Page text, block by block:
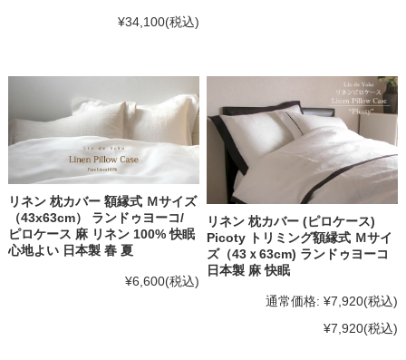
¥34,100(税込)
リネン 枕カバー 額縁式 Ｍサイズ
（43x63cm） ランドゥヨーコ/
ピロケース 麻 リネン 100% 快眠
心地よい 日本製 春 夏
¥6,600(税込)
リネン 枕カバー (ピロケース)
Picoty トリミング額縁式 Ｍサイ
ズ（43ｘ63cm) ランドゥヨーコ
日本製 麻 快眠
通常価格: ¥7,920(税込)
¥7,920(税込)